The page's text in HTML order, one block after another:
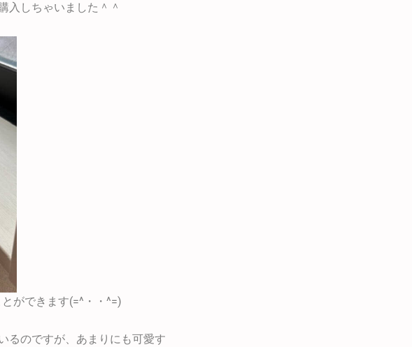
入しちゃいました＾＾
ができます(=^・・^=)
るのですが、あまりにも可愛す